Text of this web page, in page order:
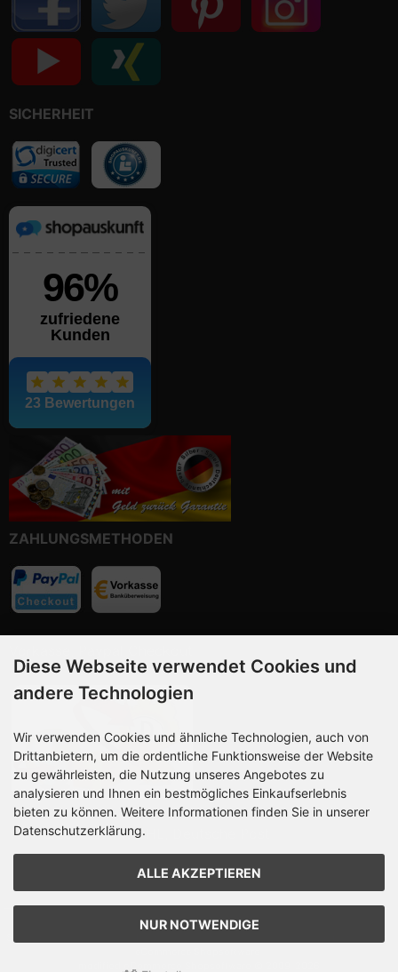
SICHERHEIT
ZAHLUNGSMETHODEN
Wir versenden mit DHL, Deutsche Post
Diese Webseite verwendet Cookies und
andere Technologien
Wir verwenden Cookies und ähnliche Technologien, auch von
Drittanbietern, um die ordentliche Funktionsweise der Website
zu gewährleisten, die Nutzung unseres Angebotes zu
analysieren und Ihnen ein bestmögliches Einkaufserlebnis
bieten zu können. Weitere Informationen finden Sie in unserer
Datenschutzerklärung.
ALLE AKZEPTIEREN
NUR NOTWENDIGE